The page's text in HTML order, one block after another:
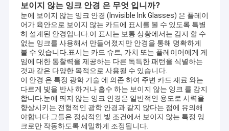
보이지 않는 잉크 안경 은 무엇 입니까?
눈에 보이지 않는 잉크 안경 (Invisible Ink Glasses) 은 플레이
어가 육안으로 보이지 않는 카드에 표시를 볼 수 있도록 특별
히 설계된 안경입니다.이 표시는 보통 상황에서는 감지 할 수
없는 잉크를 사용해서 만들어졌지만 안경을 통해 명확하게
볼 수 있습니다.표시는 카드 슈트, 가치 또는 플레이어에게 게
임에 대한 통찰력을 제공하는 다른 독특한 패턴을 식별하는
것과 같은 다양한 목적으로 사용될 수 있습니다.
이 안경 은 특정 광학 기술 에 의존 하여 주변 카드 재료 와는
다르게 빛을 반사 하거나 흡수 하는 보이지 않는 잉크 를 감지
합니다.눈에 띄지 않는 잉크 안경은 일반적인 용도로 시력을
향상시키는 전형적인 광학 안경과 같지 않다는 점에 유의해
야합니다.그들은 정상적인 빛 조건에서 보이지 않는 특정 잉
크로만 작동하도록 세밀하게 조정됩니다.